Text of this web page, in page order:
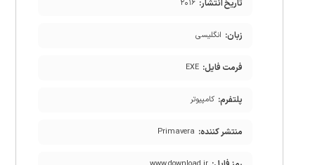
تاریخ انتشار: ۲۰۱۶
زبان: انگلیسی
فرمت فایل: EXE
پلتفرم: کامپیوتر
منتشر کننده: Primavera